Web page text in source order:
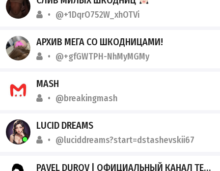
@+1DqrO752W_xhOTVi
АРХИВ МЕГА СО ШКОДНИЦАМИ!
@+gfGWTPH-NhMyMGMy
MASH
@breakingmash
LUCID DREAMS
@luciddreams?start=dstashevskii67
PAVEL DUROV | ОФИЦИАЛЬНЫЙ КАНАЛ ТЕЛЕГРАМ ПАВЛА ДУРОВА